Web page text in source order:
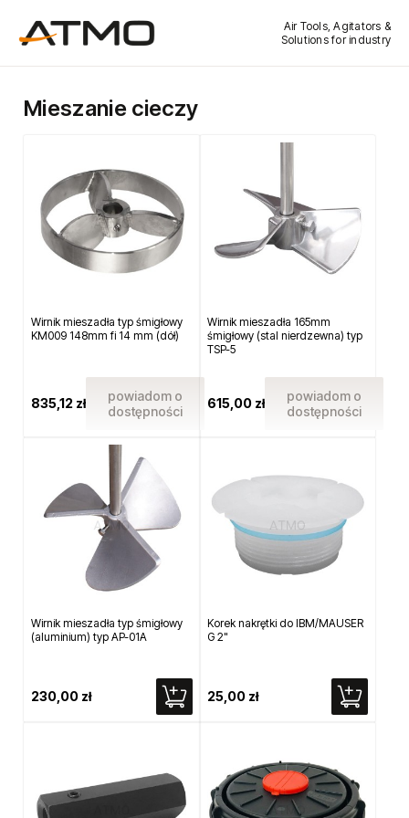
Air Tools, Agitators &
Solutions for industry
Mieszanie cieczy
Wirnik mieszadła typ śmigłowy
KM009 148mm fi 14 mm (dół)
835,12 zł
powiadom o
dostępności
Wirnik mieszadła 165mm
śmigłowy (stal nierdzewna) typ
TSP-5
615,00 zł
powiadom o
dostępności
Wirnik mieszadła typ śmigłowy
(aluminium) typ AP-01A
230,00 zł
Korek nakrętki do IBM/MAUSER
G 2"
25,00 zł